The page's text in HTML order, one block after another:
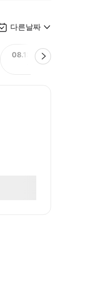
다른날짜
08.13(목)